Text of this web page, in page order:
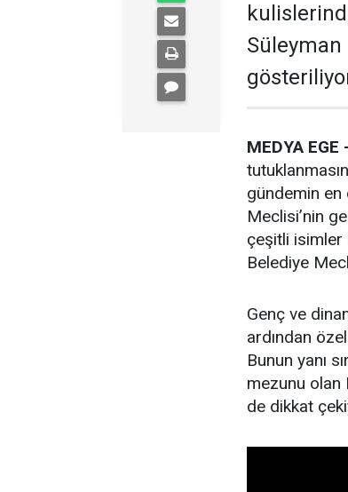
Süleyman
MEDYA EGE
gündemin en
Meclisi’nin
çeşitli isimler
Belediye
Genç ve
ardından
Bunun yanı
mezunu olan
de dikkat